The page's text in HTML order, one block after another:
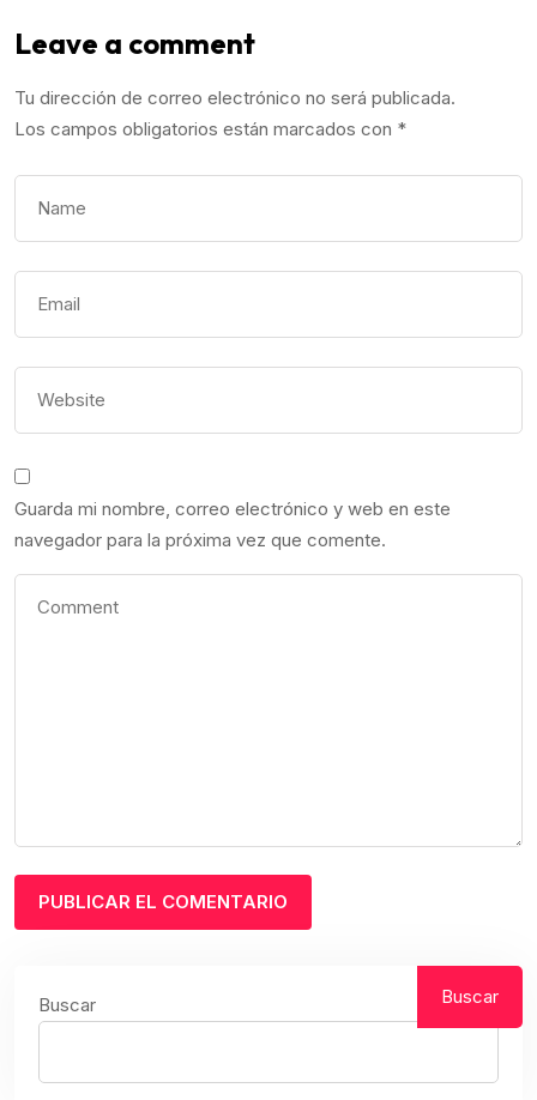
Leave a comment
Tu dirección de correo electrónico no será publicada.
Los campos obligatorios están marcados con *
Guarda mi nombre, correo electrónico y web en este
navegador para la próxima vez que comente.
Buscar Buscar